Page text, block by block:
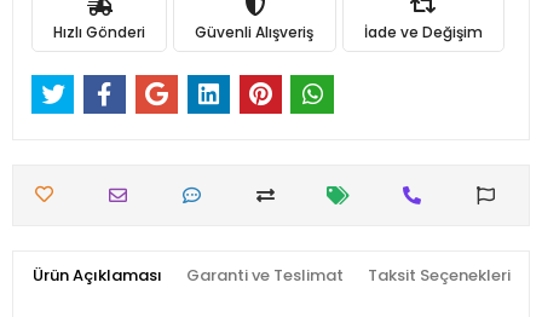
Hızlı Gönderi Güvenli Alışveriş İade ve Değişim
Ürün Açıklaması Garanti ve Teslimat Taksit Seçenekleri